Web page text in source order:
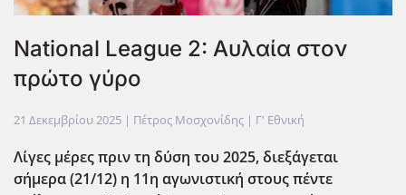
National League 2: Αυλαία στον
πρώτο γύρο
21 Δεκεμβρίου 2025 | Πέτρος Μοσχονίδης | Γ' Εθνική
Λίγες μέρες πριν τη δύση του 2025, διεξάγεται
σήμερα (21/12) η 11η αγωνιστική στους πέντε